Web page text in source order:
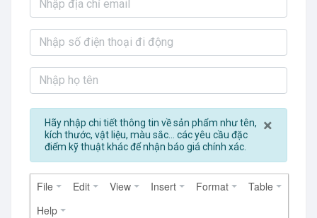
×
Hãy nhập chi tiết thông tin về sản phẩm như tên,
kích thước, vật liệu, màu sắc... các yêu cầu đặc
điểm kỹ thuật khác để nhận báo giá chính xác.
File Edit View Insert Format
Table
Help